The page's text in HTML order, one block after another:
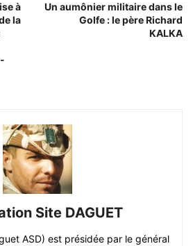
à
la
Un aumônier militaire dans le
Golfe : le père Richard
KALKA
Site DAGUET
ASD) est présidée par le général